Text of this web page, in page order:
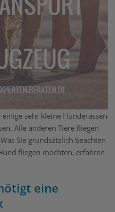
sehr kleine Hunderassen
Alle anderen Tiere fliegen
Sie grundsätzlich beachten
fliegen möchten, erfahren
eine